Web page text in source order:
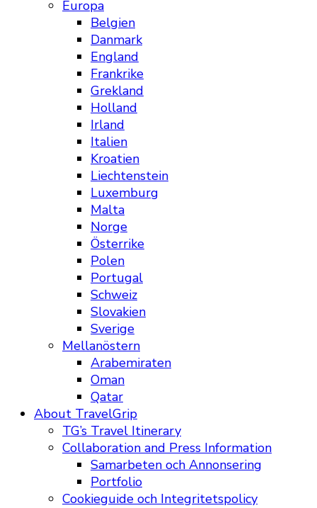
Europa
Belgien
Danmark
England
Frankrike
Grekland
Holland
Irland
Italien
Kroatien
Liechtenstein
Luxemburg
Malta
Norge
Österrike
Polen
Portugal
Schweiz
Slovakien
Sverige
Mellanöstern
Arabemiraten
Oman
Qatar
About TravelGrip
TG’s Travel Itinerary
Collaboration and Press Information
Samarbeten och Annonsering
Portfolio
Cookieguide och Integritetspolicy